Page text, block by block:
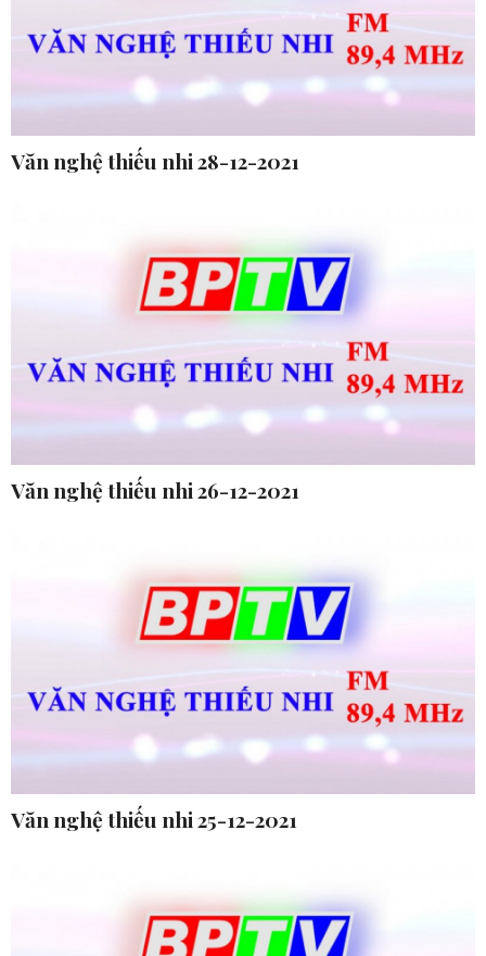
Văn nghệ thiếu nhi 28-12-2021
Văn nghệ thiếu nhi 26-12-2021
Văn nghệ thiếu nhi 25-12-2021